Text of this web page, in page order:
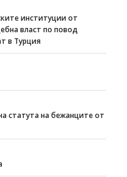
институции от
власт по повод
в Турция
статута на бежанците от